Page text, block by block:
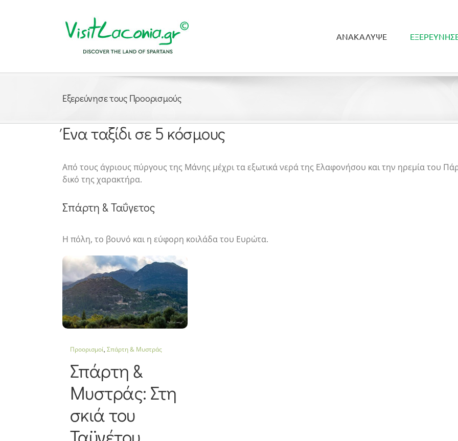
ΑΝΑΚΑΛΥΨΕ
Εξερεύνησε τους Προορισμούς
Ένα ταξίδι σε 5 κόσμους
Από τους άγριους πύργους της Μάνης μέχρι τα εξωτικά νερά της Ελαφονήσου και την ηρεμία του
δικό της χαρακτήρα.
Σπάρτη & Ταΰγετος
Η πόλη, το βουνό και η εύφορη κοιλάδα του Ευρώτα.
Προορισμοί, Σπάρτη & Μυστράς
Σπάρτη &
Μυστράς: Στη
σκιά του